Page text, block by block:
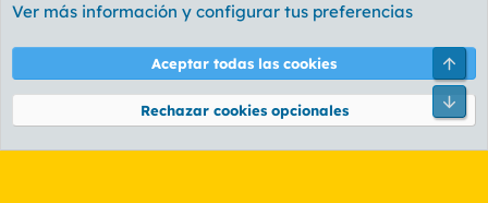
Cookies
PL OLDSTYLE AMARILLO
Términos y reglas Política de privacidad Ayuda
Community platform by XenForo® © 2010-2026 XenForo Ltd.
Ver más información y configurar tus preferencias
Aceptar todas las cookies
Rechazar cookies opcionales
Pie